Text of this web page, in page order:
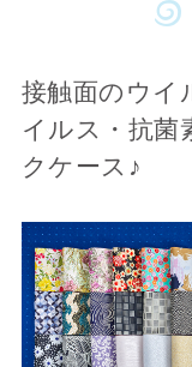
接触面のウイ
イルス・抗菌
クケース♪